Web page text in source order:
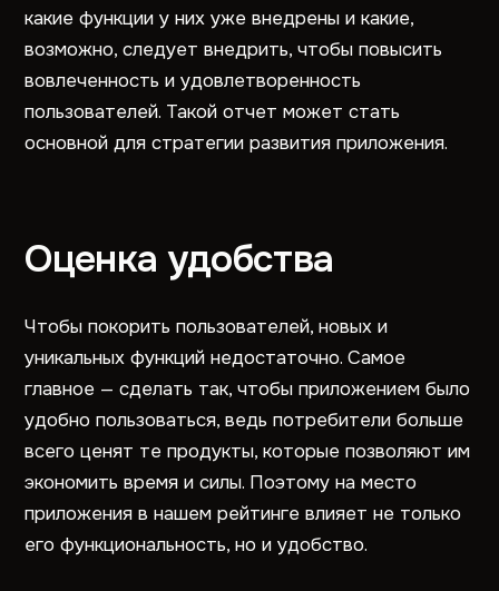
какие функции у них уже внедрены и какие,
возможно, следует внедрить, чтобы повысить
вовлеченность и удовлетворенность
пользователей. Такой отчет может стать
основной для стратегии развития приложения.
Оценка удобства
Чтобы покорить пользователей, новых и
уникальных функций недостаточно. Самое
главное — сделать так, чтобы приложением было
удобно пользоваться, ведь потребители больше
всего ценят те продукты, которые позволяют им
экономить время и силы. Поэтому на место
приложения в нашем рейтинге влияет не только
его функциональность, но и удобство.